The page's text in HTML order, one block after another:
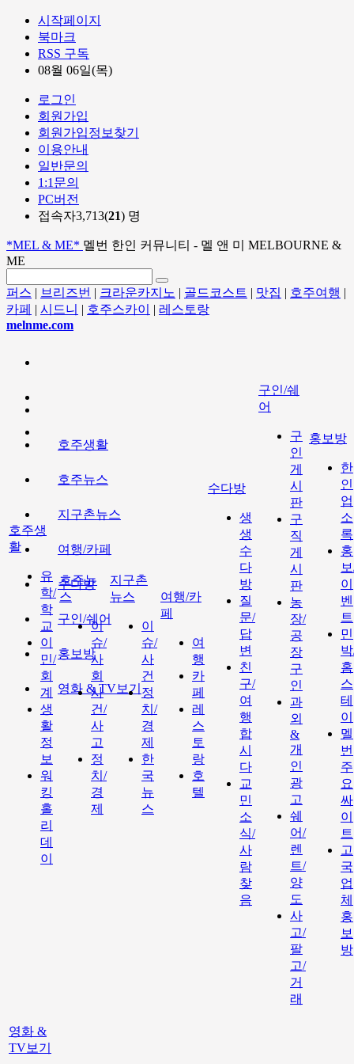
시작페이지
북마크
RSS 구독
08월 06일(목)
로그인
회원가입
회원가입정보찾기
이용안내
일반문의
1:1문의
PC버전
접속자3,713(21) 명
*MEL & ME* 멜번 한인 커뮤니티 - 멜 앤 미 MELBOURNE &
ME
퍼스 | 브리즈번 | 크라운카지노 | 골드코스트 | 맛집 | 호주여행 |
카페 | 시드니 | 호주스카이 | 레스토랑
melnme.com
호주생활
호주뉴스
지구촌뉴스
여행/카페
수다방
구인/쉐어
홍보방
영화 & TV보기
호주생
활
유
학/
학
교
이
민/
회
계
생
활
정
보
워
킹
홀
리
데
이
호주뉴
스
이
슈/
사
회
사
건/
사
고
정
치/
경
제
지구촌
뉴스
이
슈/
사
건
정
치/
경
제
한
국
뉴
스
여행/카
페
여
행
카
페
레
스
토
랑
호
텔
수다방
생
생
수
다
방
질
문/
답
변
친
구/
여
행
합
시
다
교
민
소
식/
사
람
찾
음
구인/쉐
어
구
인
게
시
판
구
직
게
시
판
농
장/
공
장
구
인
과
외
&
개
인
광
고
쉐
어/
렌
트/
양
도
사
고/
팔
고/
거
래
홍보방
한
인
업
소
록
홍
이
벤
트
민
홈
스
테
이
멜
번
주
요
싸
이
트
고
국
업
체
홍
보
방
영화 &
TV보기